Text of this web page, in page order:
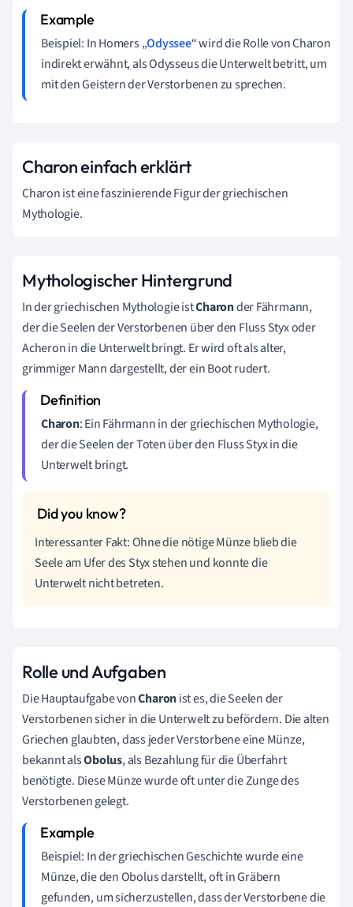
Beispiel: In Homers „Odyssee“ wird die Rolle von Charon
indirekt erwähnt, als Odysseus die Unterwelt betritt, um
mit den Geistern der Verstorbenen zu sprechen.
Charon einfach erklärt
Charon ist eine faszinierende Figur der griechischen
Mythologie.
Mythologischer Hintergrund
In der griechischen Mythologie istCharonder Fährmann,
der die Seelen der Verstorbenen über den Fluss Styx oder
Acheron in die Unterwelt bringt. Er wird oft als alter,
grimmiger Mann dargestellt, der ein Boot rudert.
Charon: Ein Fährmann in der griechischen Mythologie,
der die Seelen der Toten über den Fluss Styx in die
Unterwelt bringt.
Interessanter Fakt: Ohne die nötige Münze blieb die
Seele am Ufer des Styx stehen und konnte die
Unterwelt nicht betreten.
Rolle und Aufgaben
Die Hauptaufgabe vonCharonist es, die Seelen der
Verstorbenen sicher in die Unterwelt zu befördern. Die alten
Griechen glaubten, dass jeder Verstorbene eine Münze,
bekannt alsObolus, als Bezahlung für die Überfahrt
benötigte. Diese Münze wurde oft unter die Zunge des
Verstorbenen gelegt.
Beispiel: In der griechischen Geschichte wurde eine
Münze, die den Obolus darstellt, oft in Gräbern
gefunden, um sicherzustellen, dass der Verstorbene die